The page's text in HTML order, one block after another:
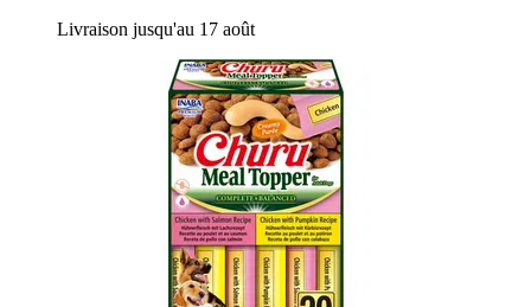
Livraison jusqu'au 17 août